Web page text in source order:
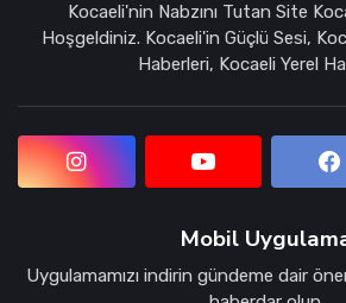
Kocaeli'nin Nabzını Tutan Site
Hoşgeldiniz. Kocaeli'in Güçlü Sesi,
Haberleri, Kocaeli Yerel
Mobil
Uygulamamızı indirin gündeme dair